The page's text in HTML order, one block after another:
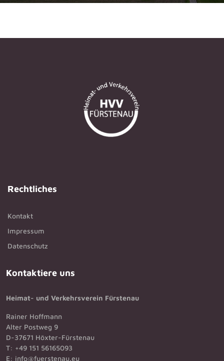
Rechtliches
Kontakt
Impressum
Datenschutz
Kontaktiere uns
Heimat- und Verkehrsverein Fürstenau
Rainer Hoffmann
Alter Postweg 9
D-37671 Höxter-Fürstenau
T: +49 151 56165093
E: info@fuerstenau.eu